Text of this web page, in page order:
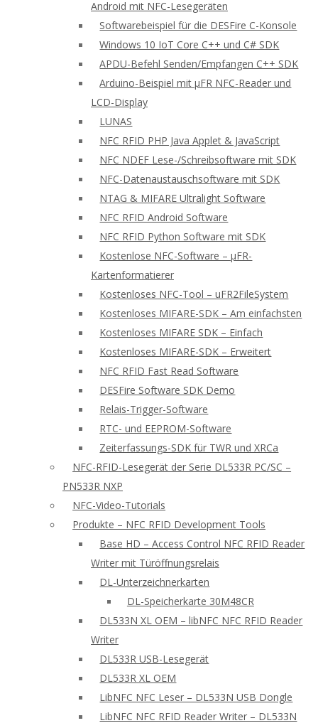
Android mit NFC-Lesegeräten
Softwarebeispiel für die DESFire C-Konsole
Windows 10 IoT Core C++ und C# SDK
APDU-Befehl Senden/Empfangen C++ SDK
Arduino-Beispiel mit μFR NFC-Reader und
LCD-Display
LUNAS
NFC RFID PHP Java Applet & JavaScript
NFC NDEF Lese-/Schreibsoftware mit SDK
NFC-Datenaustauschsoftware mit SDK
NTAG & MIFARE Ultralight Software
NFC RFID Android Software
NFC RFID Python Software mit SDK
Kostenlose NFC-Software – μFR-
Kartenformatierer
Kostenloses NFC-Tool – uFR2FileSystem
Kostenloses MIFARE-SDK – Am einfachsten
Kostenloses MIFARE SDK – Einfach
Kostenloses MIFARE-SDK – Erweitert
NFC RFID Fast Read Software
DESFire Software SDK Demo
Relais-Trigger-Software
RTC- und EEPROM-Software
Zeiterfassungs-SDK für TWR und XRCa
NFC-RFID-Lesegerät der Serie DL533R PC/SC –
PN533R NXP
NFC-Video-Tutorials
Produkte – NFC RFID Development Tools
Base HD – Access Control NFC RFID Reader
Writer mit Türöffnungsrelais
DL-Unterzeichnerkarten
DL-Speicherkarte 30M48CR
DL533N XL OEM – libNFC NFC RFID Reader
Writer
DL533R USB-Lesegerät
DL533R XL OEM
LibNFC NFC Leser – DL533N USB Dongle
LibNFC NFC RFID Reader Writer – DL533N